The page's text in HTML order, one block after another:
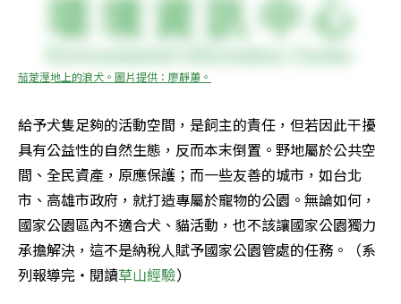
茄萣溼地上的浪犬。圖片提供：廖靜蕙。
給予犬隻足夠的活動空間，是飼主的責任，但若因此干擾
具有公益性的自然生態，反而本末倒置。野地屬於公共空
間、全民資產，原應保護；而一些友善的城市，如台北
市、高雄市政府，就打造專屬於寵物的公園。無論如何，
國家公園區內不適合犬、貓活動，也不該讓國家公園獨力
承擔解決，這不是納稅人賦予國家公園管處的任務。（系
列報導完‧閱讀草山經驗）